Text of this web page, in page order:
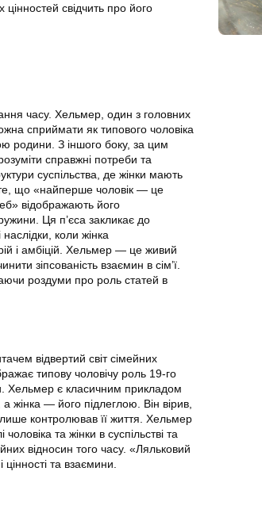
свідчить про його
часу. Хельмер, один з головних
сприймати як типового чоловіка
родини. З іншого боку, за цим
справжні потреби та
суспільства, де жінки мають
те, що «найперше чоловік — це
відображають його
Ця п’єса закликає до
наслідки, коли жінка
і амбіцій. Хельмер — це живий
зіпсованість взаємин в сім’ї.
роздуми про роль статей в
відвертий світ сімейних
типову чоловічу роль 19-го
Хельмер є класичним прикладом
жінка — його підлеглою. Він вірив,
контролював її життя. Хельмер
та жінки в суспільстві та
відносин того часу. «Ляльковий
та взаємини.